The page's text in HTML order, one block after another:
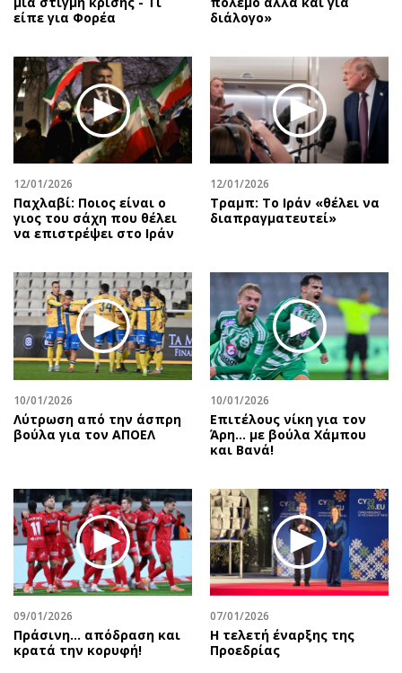
είπε για Φορέα
διάλογο»
12/01/2026
Παχλαβί: Ποιος είναι ο
γιος του σάχη που θέλει
να επιστρέψει στο Ιράν
12/01/2026
Τραμπ: Το Ιράν «θέλει να
διαπραγματευτεί»
10/01/2026
Λύτρωση από την άσπρη
βούλα για τον ΑΠΟΕΛ
10/01/2026
Επιτέλους νίκη για τον
Άρη… με βούλα Χάμπου
και Βανά!
09/01/2026
Πράσινη... απόδραση και
κρατά την κορυφή!
07/01/2026
Η τελετή έναρξης της
Προεδρίας